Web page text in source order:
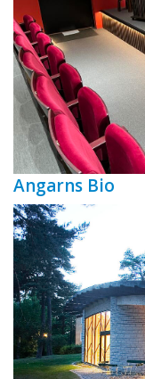
Angarns Bio